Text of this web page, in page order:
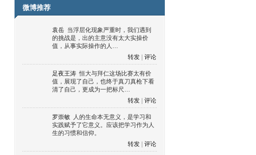
Android symbian
微博推荐
袁岳 当浮层化现象严重时，我们遇到
的挑战是，出的主意没有太大实操价
值，从事实际操作的人…
转发
评论
足夜王涛 恒大与拜仁这场比赛太有价
值，展现了自己，也终于真刀真枪下看
清了自己，更成为一把标尺…
转发
评论
罗崇敏 人的生命本无意义，是学习和
实践赋予了它意义。应该把学习作为人
生的习惯和信仰。
转发
评论